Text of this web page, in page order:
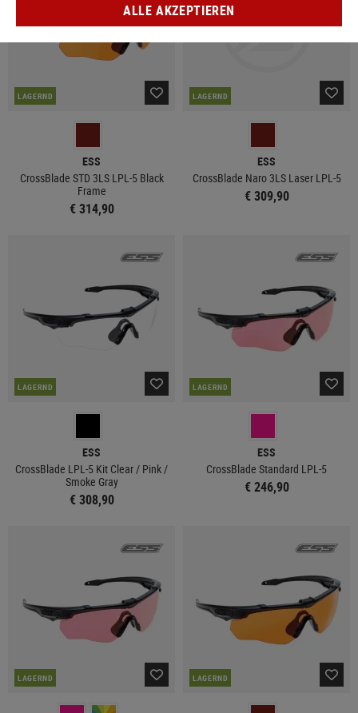
LAGERND
ESS
CrossBlade STD 3LS LPL-5 Black
Frame
€ 314,90
LAGERND
ESS
CrossBlade Naro 3LS Laser LPL-5
€ 309,90
LAGERND
ESS
CrossBlade LPL-5 Kit Clear / Pink /
Smoke Gray
€ 308,90
LAGERND
ESS
CrossBlade Standard LPL-5
€ 246,90
LAGERND LAGERND
ALLE AKZEPTIEREN